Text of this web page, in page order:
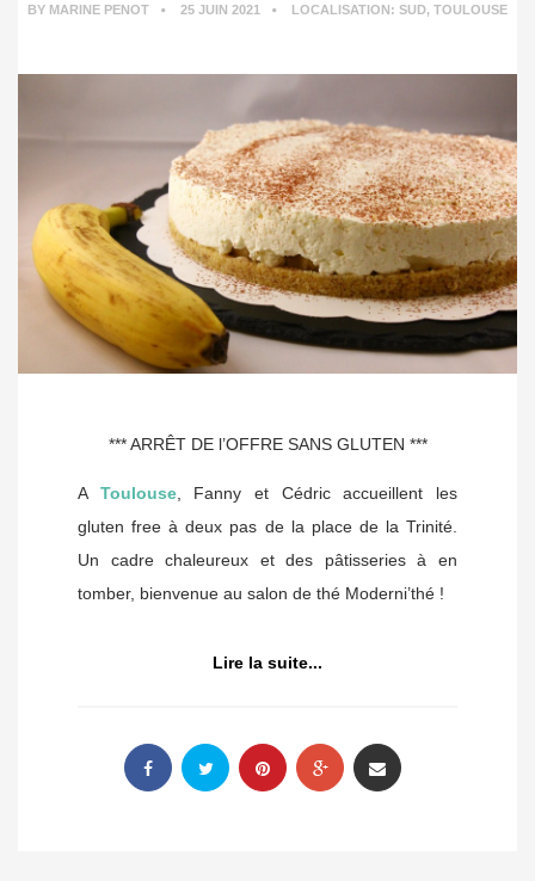
BY MARINE PENOT 25 JUIN 2021 LOCALISATION: SUD, TOULOUSE
*** ARRÊT DE l’OFFRE SANS GLUTEN ***
A Toulouse, Fanny et Cédric accueillent les
gluten free à deux pas de la place de la Trinité.
Un cadre chaleureux et des pâtisseries à en
tomber, bienvenue au salon de thé Moderni’thé !
Lire la suite...